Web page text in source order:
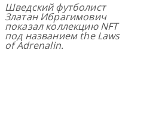
Шведский футболист
ЗлатанИбрагимович
показалколлекциюNFT
под названием the Laws
ofAdrenalin.